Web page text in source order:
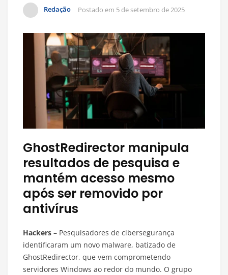
Redação Postado em 5 de setembro de 2025
GhostRedirector manipula
resultados de pesquisa e
mantém acesso mesmo
após ser removido por
antivírus
Hackers – Pesquisadores de cibersegurança
identificaram um novo malware, batizado de
GhostRedirector, que vem comprometendo
servidores Windows ao redor do mundo. O grupo